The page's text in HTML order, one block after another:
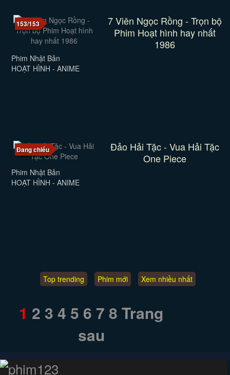
153/153
7 Viên Ngọc Rồng - Trọn bộ
Phim Hoạt hình hay nhất
1986
Phim Nhật Bản
HOẠT HÌNH - ANIME
Đang chiếu
Đảo Hải Tặc - Vua Hải Tặc
One Piece
Phim Nhật Bản
HOẠT HÌNH - ANIME
Top trending Phim mới Xem nhiều nhất
1 2 3 4 5 6 7 8 Trang
sau